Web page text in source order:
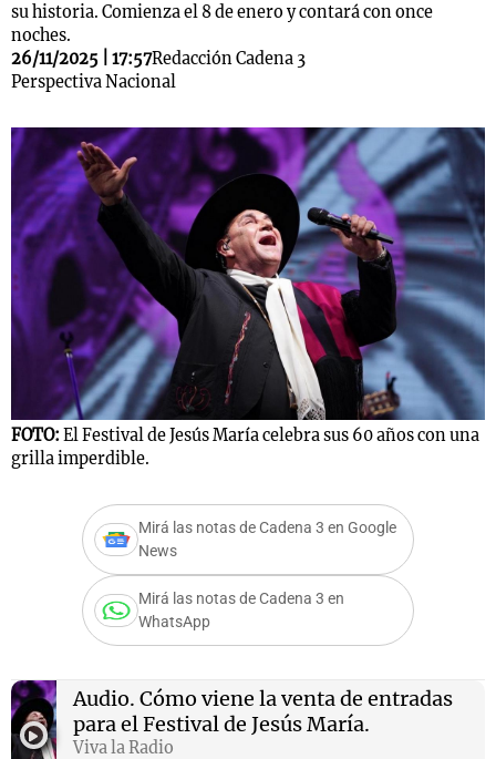
su historia. Comienza el 8 de enero y contará con once
noches.
26/11/2025 | 17:57Redacción Cadena 3
Perspectiva Nacional
FOTO: El Festival de Jesús María celebra sus 60 años con una
grilla imperdible.
Mirá las notas de Cadena 3 en Google
News
Mirá las notas de Cadena 3 en
WhatsApp
Audio. Cómo viene la venta de entradas
para el Festival de Jesús María.
Viva la Radio
Notas
Mundial 2026
Notas
La Sole en
Cadena 3